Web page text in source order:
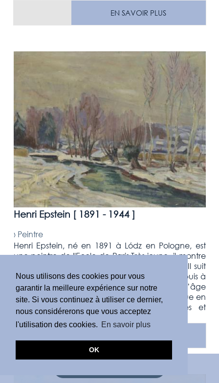
Nous utilisons des cookies pour vous
garantir la meilleure expérience sur notre
site. Si vous continuez à utiliser ce dernier,
nous considérerons que vous acceptez
l'utilisation des cookies. En savoir plus
OK
EN SAVOIR PLUS
Henri Epstein [ 1891 - 1944]
› Peintre
Henri Epstein, né en 1891 à Lódz en Pologne, est
une peintre de l'Ecole de Paris.Très jeune, il montre
un goût affirmé pour le dessin et la peinture. Il suit
d'abord une formation artistique en Pologne, puis à
Munich, avant de s’installer à Paris en 1912, à l’âge
de 21 ans. Là, il découvre une capitale artistique en
pleine effervescence, carrefour de cultures et
d’avant-gardes, qui attire des ...